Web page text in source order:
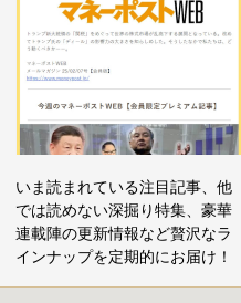
いま読まれている注目記事、他
では読めない深掘り特集、豪華
連載陣の更新情報など贅沢なラ
インナップを定期的にお届け！